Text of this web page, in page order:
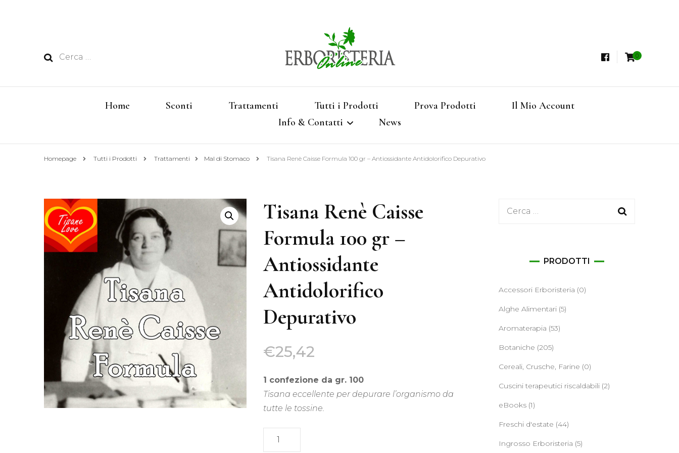
Ricerca
Erboristeria
Shop Online
Tisane
Vendita di Botaniche, Erbe e Spezie Officinali, Tisane Terapeutiche Esclusive, Tè Pregiati
0
Home Sconti Trattamenti Tutti i Prodotti Prova Prodotti
Il Mio Account
Info & Contatti
Privacy e Cookies
Acquisti all’ingrosso
Tisane Personalizzate
Richiedi Informazioni
News
Homepage Tutti i Prodotti Trattamenti Mal di Stomaco Tisana Renè Caisse Formula 100 gr – Antiossidante Antidolorifico Depurativo
Tisana Renè Caisse
Formula 100 gr –
Antiossidante
Antidolorifico
Depurativo
€25,42
1 confezione da gr. 100
Tisana eccellente per depurare l’organismo da
tutte le tossine.
Tisana
Ricerca
PRODOTTI
Accessori Erboristeria (0)
Alghe Alimentari (5)
Aromaterapia (53)
Botaniche (205)
Cereali, Crusche, Farine (0)
Cuscini terapeutici riscaldabili (2)
eBooks (1)
Freschi d'estate (44)
Ingrosso Erboristeria (5)